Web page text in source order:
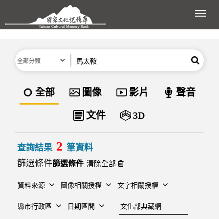
跳到主要內容區塊
展
分類 搜尋
資料類型
全部 圖像 影片 聲音
文件 3D
查詢結果 2 筆資料
篩選條件
清除全部
資料來源 圖像相關授權 文字相關授權
縣市行政區 日期區間 建檔單位